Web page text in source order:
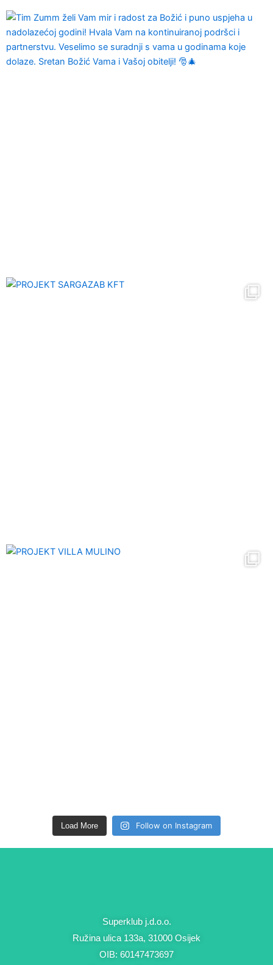
Load More Follow on Instagram
Superklub j.d.o.o.
Ružina ulica 133a, 31000 Osijek
OIB: 60147473697